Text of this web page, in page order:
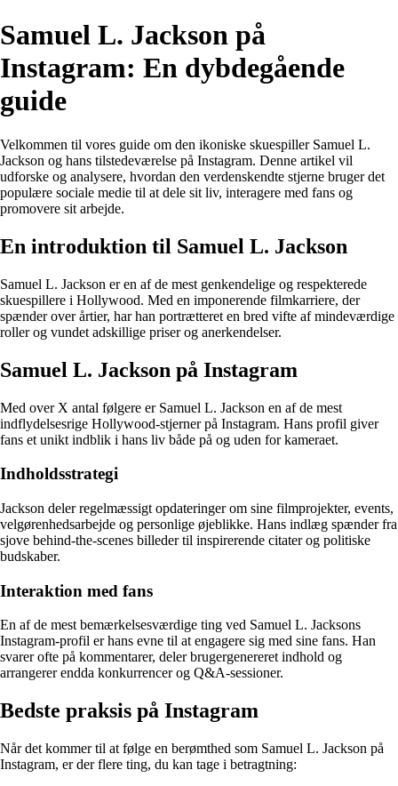
Samuel L. Jackson på
Instagram: En dybdegående
guide
Velkommen til vores guide om den ikoniske skuespiller Samuel L.
Jackson og hans tilstedeværelse på Instagram. Denne artikel vil
udforske og analysere, hvordan den verdenskendte stjerne bruger det
populære sociale medie til at dele sit liv, interagere med fans og
promovere sit arbejde.
En introduktion til Samuel L. Jackson
Samuel L. Jackson er en af de mest genkendelige og respekterede
skuespillere i Hollywood. Med en imponerende filmkarriere, der
spænder over årtier, har han portrætteret en bred vifte af mindeværdige
roller og vundet adskillige priser og anerkendelser.
Samuel L. Jackson på Instagram
Med over X antal følgere er Samuel L. Jackson en af de mest
indflydelsesrige Hollywood-stjerner på Instagram. Hans profil giver
fans et unikt indblik i hans liv både på og uden for kameraet.
Indholdsstrategi
Jackson deler regelmæssigt opdateringer om sine filmprojekter, events,
velgørenhedsarbejde og personlige øjeblikke. Hans indlæg spænder fra
sjove behind-the-scenes billeder til inspirerende citater og politiske
budskaber.
Interaktion med fans
En af de mest bemærkelsesværdige ting ved Samuel L. Jacksons
Instagram-profil er hans evne til at engagere sig med sine fans. Han
svarer ofte på kommentarer, deler brugergenereret indhold og
arrangerer endda konkurrencer og Q&A-sessioner.
Bedste praksis på Instagram
Når det kommer til at følge en berømthed som Samuel L. Jackson på
Instagram, er der flere ting, du kan tage i betragtning: